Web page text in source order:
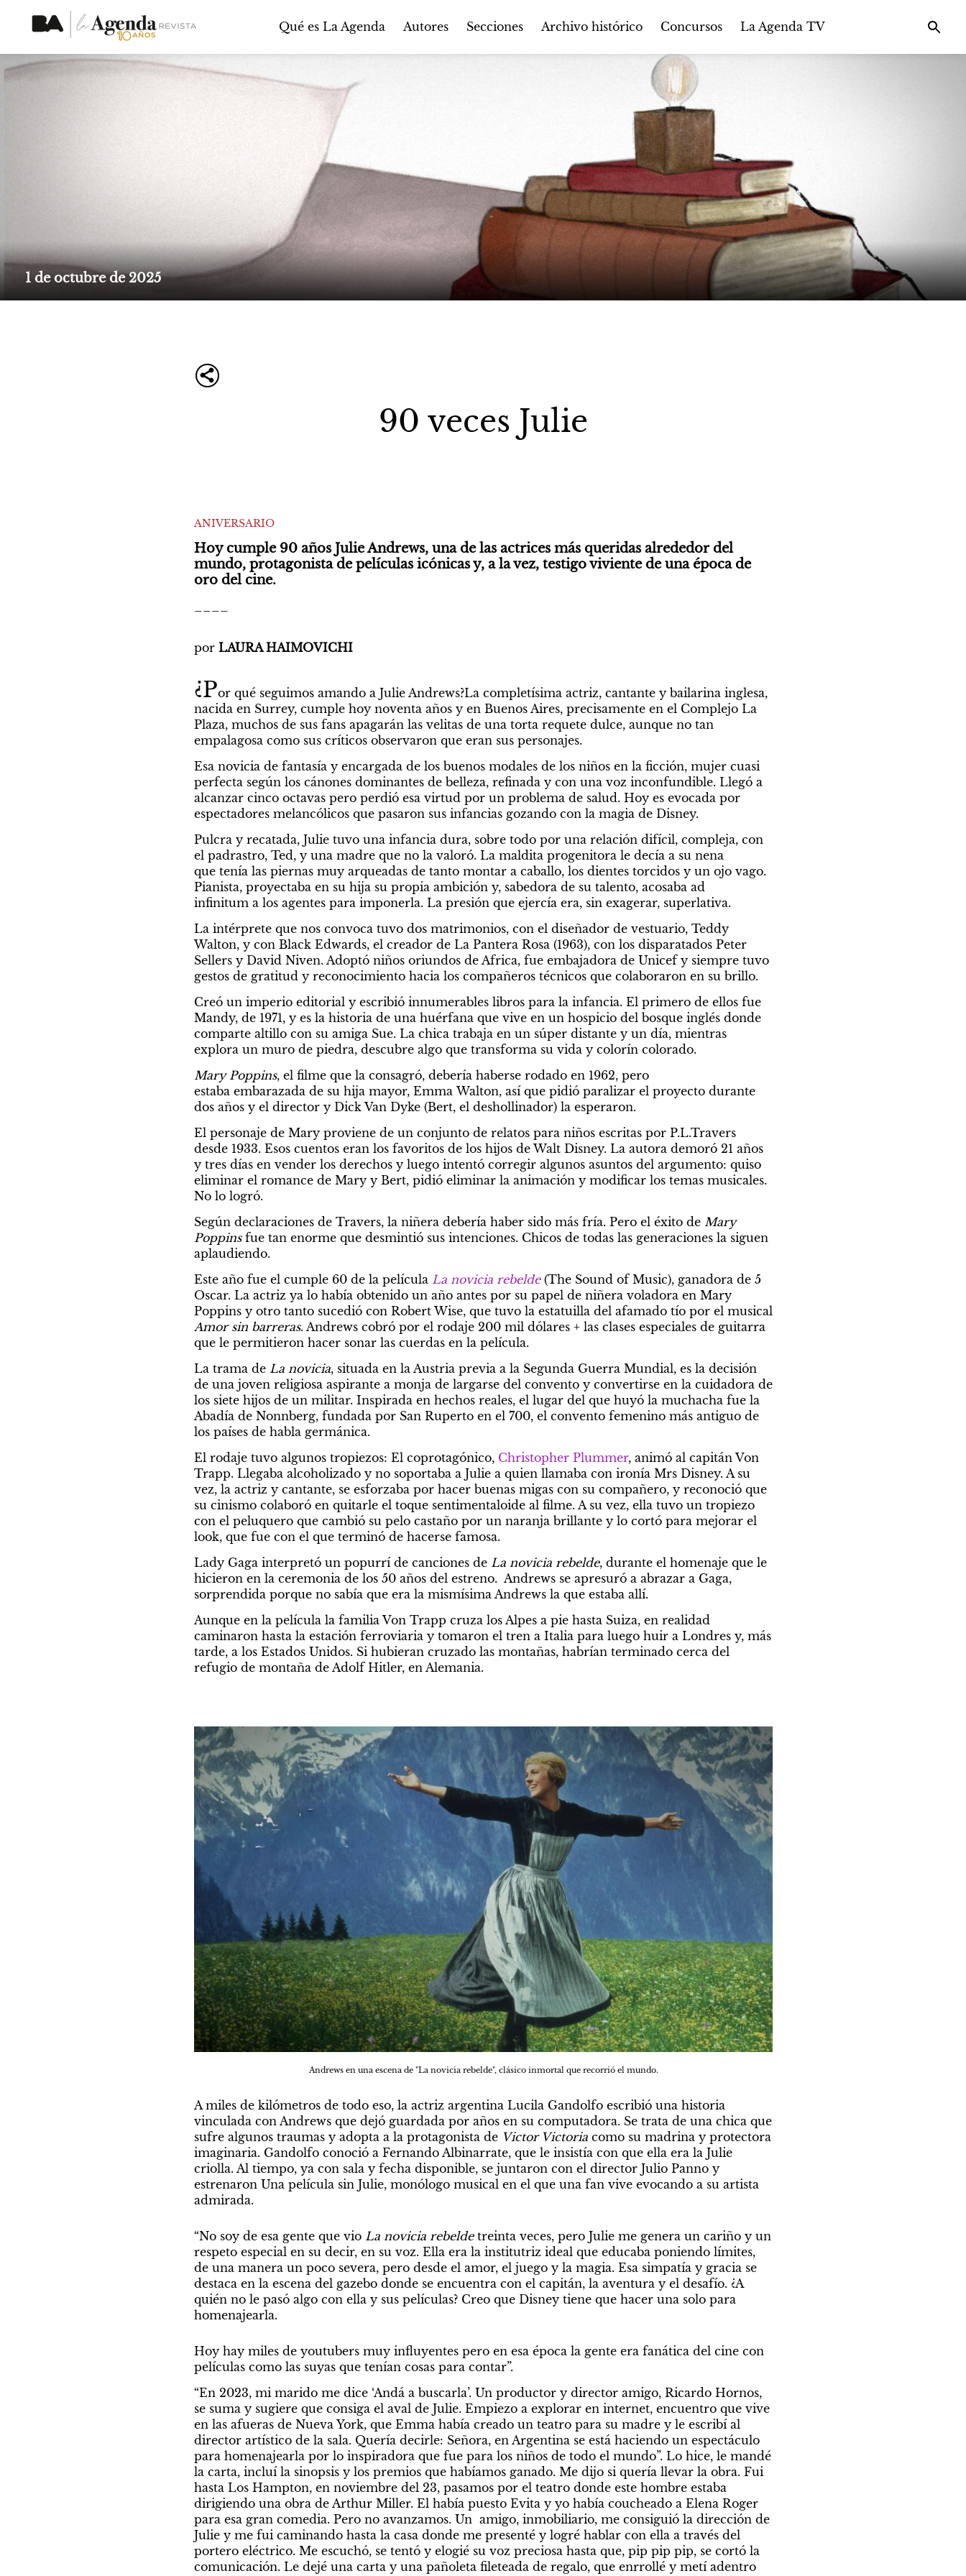
Qué es La Agenda Autores Secciones Archivo histórico Concursos La Agenda TV
1 de octubre de 2025
90 veces Julie
ANIVERSARIO
Hoy cumple 90 años Julie Andrews, una de las actrices más queridas alrededor del
mundo, protagonista de películas icónicas y, a la vez, testigo viviente de una época de
oro del cine.
por LAURA HAIMOVICHI
¿Por qué seguimos amando a Julie Andrews?La completísima actriz, cantante y bailarina inglesa,
nacida en Surrey, cumple hoy noventa años y en Buenos Aires, precisamente en el Complejo La
Plaza, muchos de sus fans apagarán las velitas de una torta requete dulce, aunque no tan
empalagosa como sus críticos observaron que eran sus personajes.
Esa novicia de fantasía y encargada de los buenos modales de los niños en la ficción, mujer cuasi
perfecta según los cánones dominantes de belleza, refinada y con una voz inconfundible. Llegó a
alcanzar cinco octavas pero perdió esa virtud por un problema de salud. Hoy es evocada por
espectadores melancólicos que pasaron sus infancias gozando con la magia de Disney.
Pulcra y recatada, Julie tuvo una infancia dura, sobre todo por una relación difícil, compleja, con
el padrastro, Ted, y una madre que no la valoró. La maldita progenitora le decía a su nena
que tenía las piernas muy arqueadas de tanto montar a caballo, los dientes torcidos y un ojo vago.
Pianista, proyectaba en su hija su propia ambición y, sabedora de su talento, acosaba ad
infinitum a los agentes para imponerla. La presión que ejercía era, sin exagerar, superlativa.
La intérprete que nos convoca tuvo dos matrimonios, con el diseñador de vestuario, Teddy
Walton, y con Black Edwards, el creador de La Pantera Rosa (1963), con los disparatados Peter
Sellers y David Niven. Adoptó niños oriundos de Africa, fue embajadora de Unicef y siempre tuvo
gestos de gratitud y reconocimiento hacia los compañeros técnicos que colaboraron en su brillo.
Creó un imperio editorial y escribió innumerables libros para la infancia. El primero de ellos fue
Mandy, de 1971, y es la historia de una huérfana que vive en un hospicio del bosque inglés donde
comparte altillo con su amiga Sue. La chica trabaja en un súper distante y un día, mientras
explora un muro de piedra, descubre algo que transforma su vida y colorín colorado.
Mary Poppins, el filme que la consagró, debería haberse rodado en 1962, pero
estaba embarazada de su hija mayor, Emma Walton, así que pidió paralizar el proyecto durante
dos años y el director y Dick Van Dyke (Bert, el deshollinador) la esperaron.
El personaje de Mary proviene de un conjunto de relatos para niños escritas por P.L.Travers
desde 1933. Esos cuentos eran los favoritos de los hijos de Walt Disney. La autora demoró 21 años
y tres días en vender los derechos y luego intentó corregir algunos asuntos del argumento: quiso
eliminar el romance de Mary y Bert, pidió eliminar la animación y modificar los temas musicales.
No lo logró.
Según declaraciones de Travers, la niñera debería haber sido más fría. Pero el éxito de Mary
Poppins fue tan enorme que desmintió sus intenciones. Chicos de todas las generaciones la siguen
aplaudiendo.
Este año fue el cumple 60 de la película La novicia rebelde (The Sound of Music), ganadora de 5
Oscar. La actriz ya lo había obtenido un año antes por su papel de niñera voladora en Mary
Amor sin barreras. Andrews cobró por el rodaje 200 mil dólares + las clases especiales de guitarra
que le permitieron hacer sonar las cuerdas en la película.
La trama de La novicia, situada en la Austria previa a la Segunda Guerra Mundial, es la decisión
de una joven religiosa aspirante a monja de largarse del convento y convertirse en la cuidadora de
los siete hijos de un militar. Inspirada en hechos reales, el lugar del que huyó la muchacha fue la
Abadía de Nonnberg, fundada por San Ruperto en el 700, el convento femenino más antiguo de
los países de habla germánica.
El rodaje tuvo algunos tropiezos: El coprotagónico, Christopher Plummer, animó al capitán Von
Trapp. Llegaba alcoholizado y no soportaba a Julie a quien llamaba con ironía Mrs Disney. A su
vez, la actriz y cantante, se esforzaba por hacer buenas migas con su compañero, y reconoció que
su cinismo colaboró en quitarle el toque sentimentaloide al filme. A su vez, ella tuvo un tropiezo
con el peluquero que cambió su pelo castaño por un naranja brillante y lo cortó para mejorar el
look, que fue con el que terminó de hacerse famosa.
Lady Gaga interpretó un popurrí de canciones de La novicia rebelde, durante el homenaje que le
hicieron en la ceremonia de los 50 años del estreno.  Andrews se apresuró a abrazar a Gaga,
sorprendida porque no sabía que era la mismísima Andrews la que estaba allí.
Aunque en la película la familia Von Trapp cruza los Alpes a pie hasta Suiza, en realidad
caminaron hasta la estación ferroviaria y tomaron el tren a Italia para luego huir a Londres y, más
tarde, a los Estados Unidos. Si hubieran cruzado las montañas, habrían terminado cerca del
refugio de montaña de Adolf Hitler, en Alemania.
Andrews en una escena de "La novicia rebelde", clásico inmortal que recorrió el mundo.
A miles de kilómetros de todo eso, la actriz argentina Lucila Gandolfo escribió una historia
vinculada con Andrews que dejó guardada por años en su computadora. Se trata de una chica que
sufre algunos traumas y adopta a la protagonista de Victor Victoria como su madrina y protectora
imaginaria. Gandolfo conoció a Fernando Albinarrate, que le insistía con que ella era la Julie
criolla. Al tiempo, ya con sala y fecha disponible, se juntaron con el director Julio Panno y
estrenaron Una película sin Julie, monólogo musical en el que una fan vive evocando a su artista
admirada.
“No soy de esa gente que vio La novicia rebelde treinta veces, pero Julie me genera un cariño y un
respeto especial en su decir, en su voz. Ella era la institutriz ideal que educaba poniendo límites,
de una manera un poco severa, pero desde el amor, el juego y la magia. Esa simpatía y gracia se
destaca en la escena del gazebo donde se encuentra con el capitán, la aventura y el desafío. ¿A
quién no le pasó algo con ella y sus películas? Creo que Disney tiene que hacer una solo para
homenajearla.
Hoy hay miles de youtubers muy influyentes pero en esa época la gente era fanática del cine con
películas como las suyas que tenían cosas para contar”.
“En 2023, mi marido me dice ‘Andá a buscarla’. Un productor y director amigo, Ricardo Hornos,
se suma y sugiere que consiga el aval de Julie. Empiezo a explorar en internet, encuentro que vive
en las afueras de Nueva York, que Emma había creado un teatro para su madre y le escribí al
director artístico de la sala. Quería decirle: Señora, en Argentina se está haciendo un espectáculo
para homenajearla por lo inspiradora que fue para los niños de todo el mundo”. Lo hice, le mandé
la carta, incluí la sinopsis y los premios que habíamos ganado. Me dijo si quería llevar la obra. Fui
hasta Los Hampton, en noviembre del 23, pasamos por el teatro donde este hombre estaba
dirigiendo una obra de Arthur Miller. El había puesto Evita y yo había coucheado a Elena Roger
para esa gran comedia. Pero no avanzamos. Un  amigo, inmobiliario, me consiguió la dirección de
Julie y me fui caminando hasta la casa donde me presenté y logré hablar con ella a través del
portero eléctrico. Me escuchó, se tentó y elogié su voz preciosa hasta que, pip pip pip, se cortó la
comunicación. Le dejé una carta y una pañoleta fileteada de regalo, que enrrollé y metí adentro